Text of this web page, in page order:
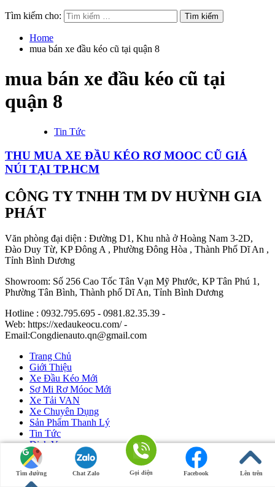
Tìm kiếm cho:
Home
mua bán xe đầu kéo cũ tại quận 8
mua bán xe đầu kéo cũ tại
quận 8
Tin Tức
THU MUA XE ĐẦU KÉO RƠ MOOC CŨ GIÁ
NÚI TẠI TP.HCM
CÔNG TY TNHH TM DV HUỲNH GIA
PHÁT
Văn phòng đại diện : Đường D1, Khu nhà ở Hoàng Nam 3-2D,
Đào Duy Từ, KP Đông A , Phường Đông Hòa , Thành Phố Dĩ An ,
Tỉnh Bình Dương
Showroom: Số 256 Cao Tốc Tân Vạn Mỹ Phước, KP Tân Phú 1,
Phường Tân Bình, Thành phố Dĩ An, Tỉnh Bình Dương
Hotline : 0932.795.695 - 0981.82.35.39 -
Web: https://xedaukeocu.com/ -
Email:Congdienauto.qn@gmail.com
Tìm đường Chat Zalo Gọi điện Facebook Lên trên
Trang Chủ
Giới Thiệu
Xe Đầu Kéo Mới
Sơ Mi Rơ Móoc Mới
Xe Tải VAN
Xe Chuyên Dụng
Sản Phẩm Thanh Lý
Tin Tức
Dịch Vụ
Liên Hệ
Ô Tô Huỳnh Gia Phát|Xe Đầu Kéo Mỹ by Huỳnh Gia Phát.